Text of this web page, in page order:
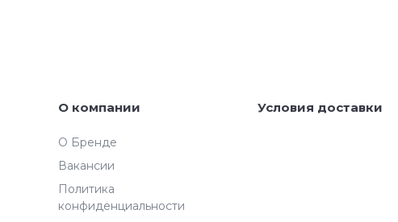
О компании
О Бренде
Вакансии
Политика
конфиденциальности
Условия доставки